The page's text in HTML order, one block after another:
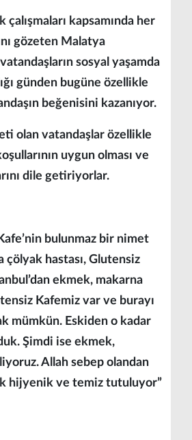
kapsamında her
gözeten Malatya
sosyal yaşamda
günden bugüne özellikle
beğenisini kazanıyor.
olan vatandaşlar özellikle
uygun olması ve
dile getiriyorlar.
bulunmaz bir nimet
çölyak hastası, Glutensiz
ekmek, makarna
Kafemiz var ve burayı
mümkün. Eskiden o kadar
Şimdi ise ekmek,
Allah sebep olandan
hijyenik ve temiz tutuluyor”